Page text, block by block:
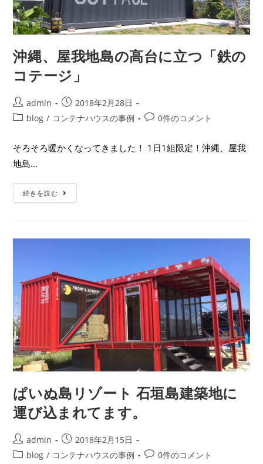
沖縄、屋我地島の高台に立つ「鉄の
コテージ」
admin
2018年2月28日
blog / コンテナハウスの事例 0件のコメント
そろそろ暖かくなってきました！ 1日1組限定！沖縄、屋我
地島…
続きを読む
ぱいぬ島リゾート 石垣島建築地に
運び込まれてます。
admin
2018年2月15日
blog / コンテナハウスの事例 0件のコメント